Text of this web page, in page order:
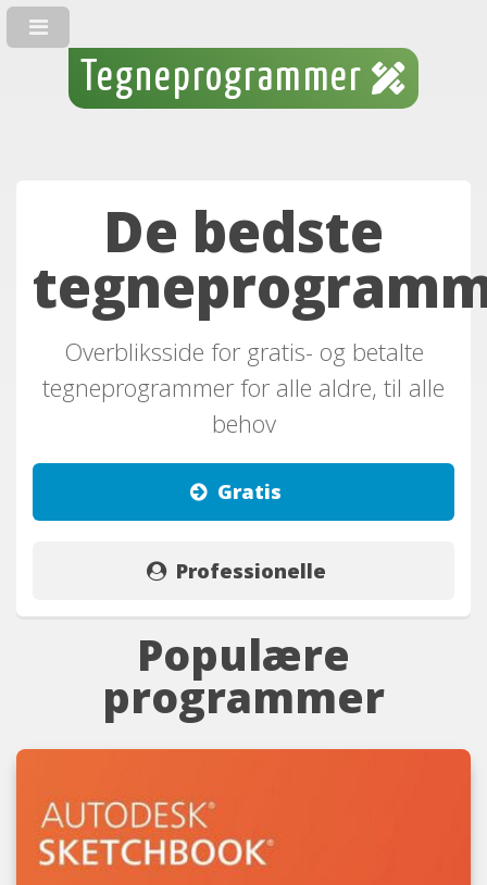
Tegneprogrammer
De bedste
Overbliksside for gratis- og betalte
tegneprogrammer for alle aldre, til alle
behov
Gratis
Professionelle
Populære
programmer